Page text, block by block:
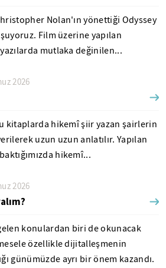
Nolan'ın yönettiği Odyssey
Film üzerine yapılan
mutlaka değinilen...
2026
kitaplarda hikemî şiir yazan şairlerin
uzun uzun anlatılır. Yapılan
hikemî...
2026
konulardan biri de okunacak
özellikle dijitalleşmenin
günümüzde ayrı bir önem kazandı.